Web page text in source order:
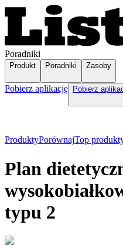
Poradniki
Produkt Poradniki Zasoby
Pobierz aplikację Pobierz
ProduktyPorównajTop
Plan
typu 2